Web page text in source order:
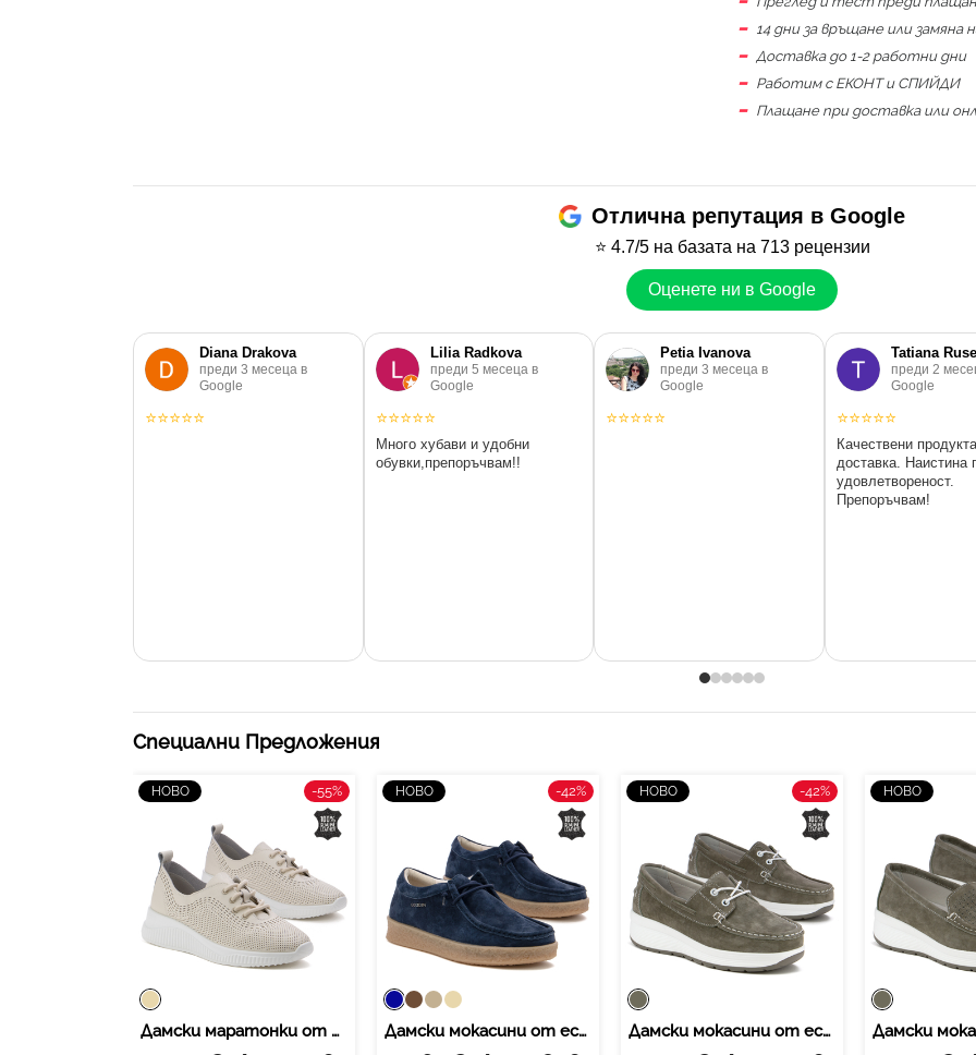
14 дни за връщане или замяна
Доставка до 1-2 работни дни
Работим с ЕКОНТ и СПИЙДИ
Плащане при доставка или
Отлична репутация в Google
⭐ 4.7/5 на базата на 713 рецензии
Оценете ни в Google
Diana Drakova
преди 3 месеца в
Google
⭐⭐⭐⭐⭐
Lilia Radkova
преди 5 месеца в
Google
⭐⭐⭐⭐⭐
Много хубави и удобни
обувки,препоръчвам!!
Petia Ivanova
преди 3 месеца в
Google
⭐⭐⭐⭐⭐
Tatiana
преди 2
Google
⭐⭐⭐⭐⭐
Качествени
доставка. Наистина
удовлетвореност.
Препоръчвам!
Специални Предложения
Дамски маратонки от естествена кожа – ниска платформа с елегантен профил, леки материали и надежден комфорт при дълго носене XF186 beige
НОВО -55%
Дамски мокасини от естествен велур – изключителна лекота и комфорт, съчетани с модерна визия и стилно излъчване във всяка ситуация XW1010 blue
НОВО -42%
Дамски мокасини от естествен велур – практичен модел с удобна форма и приятно усещане при продължително носене XW1034 green
НОВО -42% НОВО